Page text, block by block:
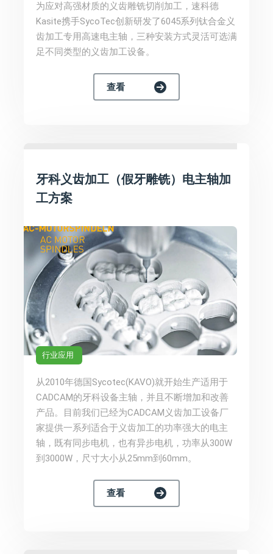
为应对高强材质的义齿雕铣切削加工，速科德
Kasite携手SycoTec创新研发了6045系列钛合金义
齿加工专用高速电主轴，三种安装方式灵活可选满
足不同类型的义齿加工设备。
查看
牙科义齿加工（假牙雕铣）电主轴加
工方案
行业应用
从2010年德国Sycotec(KAVO)就开始生产适用于
CADCAM的牙科设备主轴，并且不断增加和改善
产品。目前我们已经为CADCAM义齿加工设备厂
家提供一系列适合于义齿加工的功率强大的电主
轴，既有同步电机，也有异步电机，功率从300W
到3000W，尺寸大小从25mm到60mm。
查看